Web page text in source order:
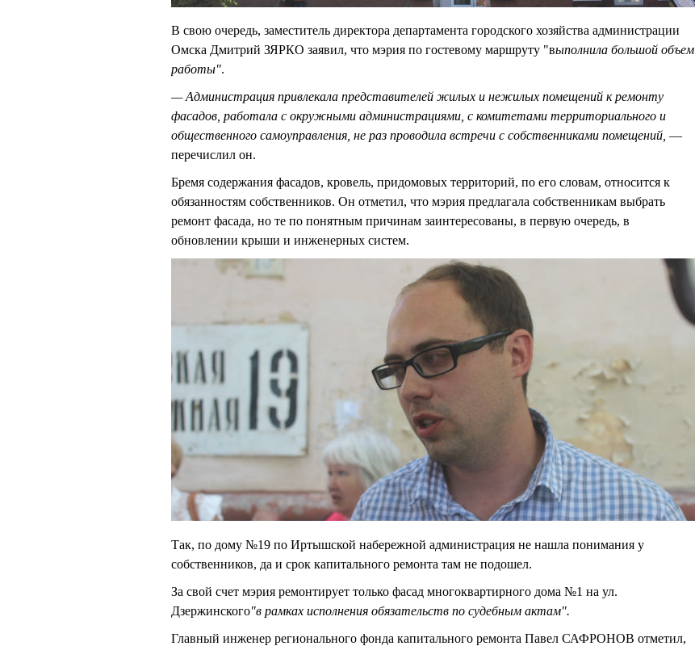
В свою очередь, заместитель директора департамента городского хозяйства администрации
Омска Дмитрий ЗЯРКО заявил, что мэрия по гостевому маршруту "выполнила большой объем
работы".
— Администрация привлекала представителей жилых и нежилых помещений к ремонту
фасадов, работала с окружными администрациями, с комитетами территориального и
общественного самоуправления, не раз проводила встречи с собственниками помещений, —
перечислил он.
Бремя содержания фасадов, кровель, придомовых территорий, по его словам, относится к
обязанностям собственников. Он отметил, что мэрия предлагала собственникам выбрать
ремонт фасада, но те по понятным причинам заинтересованы, в первую очередь, в
обновлении крыши и инженерных систем.
Так, по дому №19 по Иртышской набережной администрация не нашла понимания у
собственников, да и срок капитального ремонта там не подошел.
За свой счет мэрия ремонтирует только фасад многоквартирного дома №1 на ул.
Дзержинского"в рамках исполнения обязательств по судебным актам".
Главный инженер регионального фонда капитального ремонта Павел САФРОНОВ отметил,